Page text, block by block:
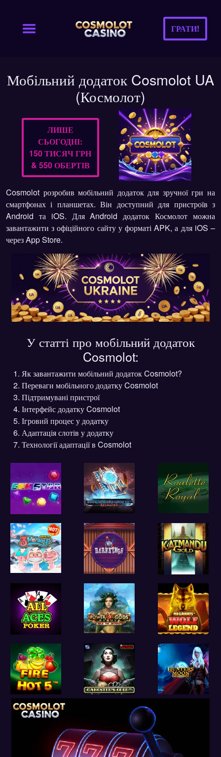
ГРАТИ!
Мобільний додаток Cosmolot UA
(Космолот)
ЛИШЕ
СЬОГОДНІ:
150 ТИСЯЧ ГРН
& 550 ОБЕРТІВ
Cosmolot розробив мобільний додаток для зручної гри на
смартфонах і планшетах. Він доступний для пристроїв з
Android та iOS. Для Android додаток Космолот можна
завантажити з офіційного сайту у форматі APK, а для iOS –
через App Store.
У статті про мобільний додаток
Cosmolot:
Як завантажити мобільний додаток Cosmolot?
Переваги мобільного додатку Cosmolot
Підтримувані пристрої
Інтерфейс додатку Cosmolot
Ігровий процес у додатку
Адаптація слотів у додатку
Технології адаптації в Cosmolot